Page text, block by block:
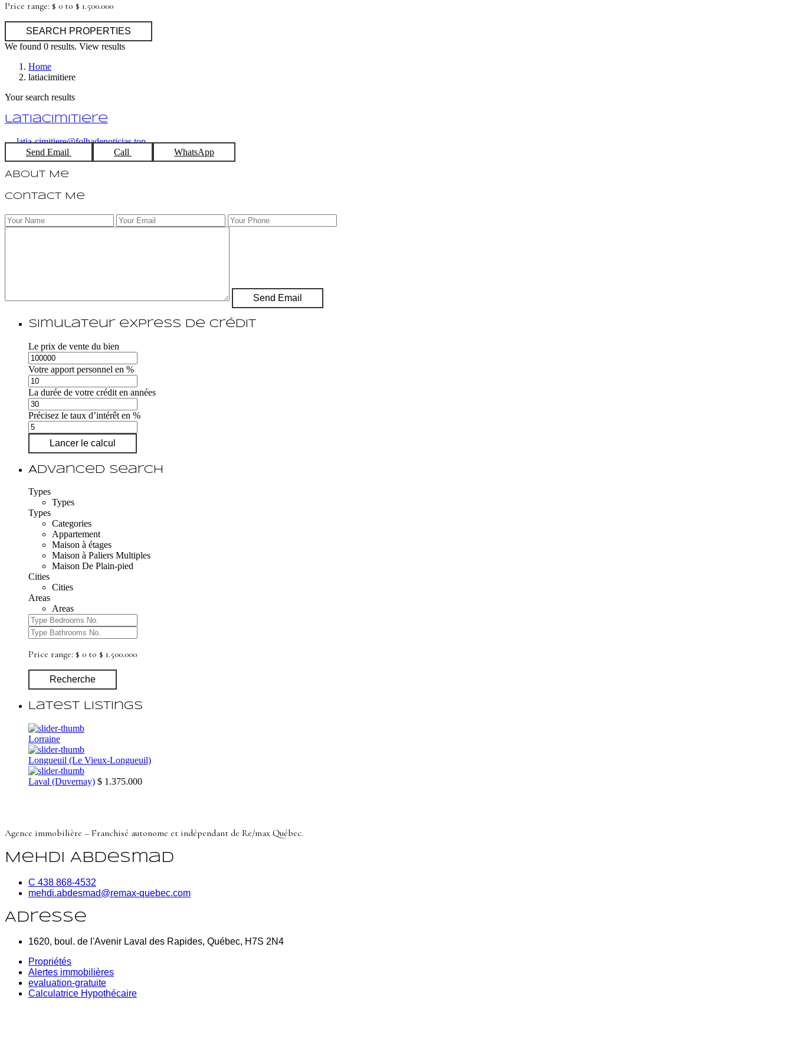
Price range: $ 0 to $ 1.500.000
We found 0 results. View results
Home
latiacimitiere
Your search results
latiacimitiere
latia-cimitiere@folhadenoticias.top
Send Email
Call WhatsApp
About Me
Contact Me
Simulateur express de crédit
Le prix de vente du bien
Votre apport personnel en %
La durée de votre crédit en années
Précisez le taux d’intérêt en %
Lancer le calcul
Advanced Search
Types
Types
Types
Categories
Appartement
Maison à étages
Maison à Paliers Multiples
Maison De Plain-pied
Cities
Cities
Areas
Areas
Price range: $ 0 to $ 1.500.000
Recherche
Latest Listings
Lorraine
Longueuil (Le Vieux-Longueuil)
Laval (Duvernay) $ 1.375.000
Agence immobilière – Franchisé autonome et indépendant de Re/max Québec.
Mehdi Abdesmad
C 438 868-4532
mehdi.abdesmad@remax-quebec.com
Adresse
1620, boul. de l'Avenir Laval des Rapides, Québec, H7S 2N4
Propriétés
Alertes immobilières
evaluation-gratuite
Calculatrice Hypothécaire